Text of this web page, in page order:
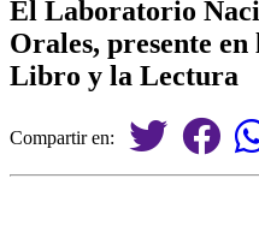
El Laboratorio
Orales, presente
Libro y la Lectura
Compartir en: